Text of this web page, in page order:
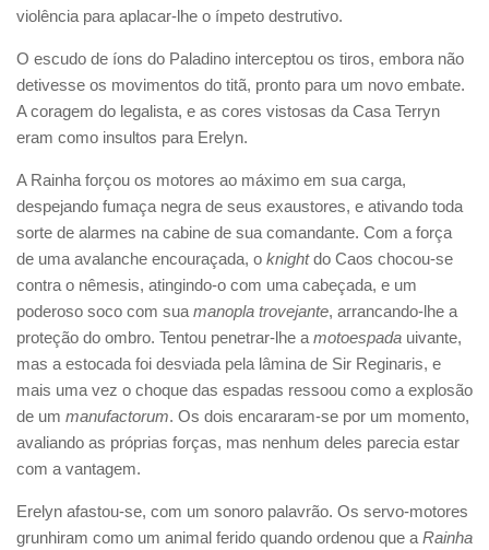
violência para aplacar-lhe o ímpeto destrutivo.
O escudo de íons do Paladino interceptou os tiros, embora não
detivesse os movimentos do titã, pronto para um novo embate.
A coragem do legalista, e as cores vistosas da Casa Terryn
eram como insultos para Erelyn.
A Rainha forçou os motores ao máximo em sua carga,
despejando fumaça negra de seus exaustores, e ativando toda
sorte de alarmes na cabine de sua comandante. Com a força
de uma avalanche encouraçada, o knightdo Caos chocou-se
contra o nêmesis, atingindo-o com uma cabeçada, e um
poderoso soco com sua manopla trovejante, arrancando-lhe a
proteção do ombro. Tentou penetrar-lhe a motoespada uivante,
mas a estocada foi desviada pela lâmina de Sir Reginaris, e
mais uma vez o choque das espadas ressoou como a explosão
de um manufactorum. Os dois encararam-se por um momento,
avaliando as próprias forças, mas nenhum deles parecia estar
com a vantagem.
Erelyn afastou-se, com um sonoro palavrão. Os servo-motores
grunhiram como um animal ferido quando ordenou que a Rainha